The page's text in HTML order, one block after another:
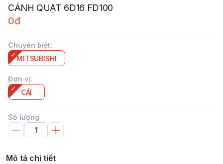
CÁNH QUẠT 6D16 FD100
0đ
Chuyên biệt:
MITSUBISHI
Đơn vị:
CÁI
Số lượng
Mô tả chi tiết